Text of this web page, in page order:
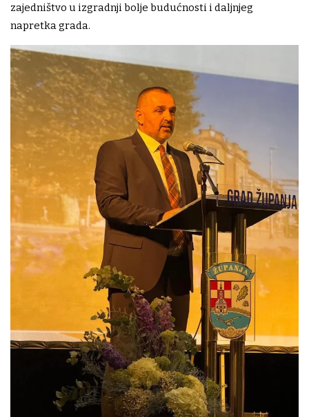
zajedništvo u izgradnji bolje budućnosti i daljnjeg
napretka grada.